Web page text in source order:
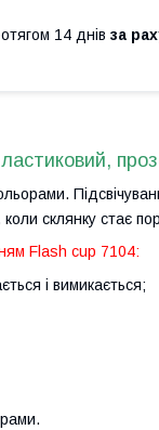
14 днів за
склянку стає
Flash cup 7104:
і вимикається;